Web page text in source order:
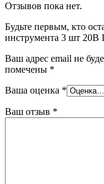
Отзывов пока нет.
Будьте первым, кто
инструмента 3 шт
Ваш адрес email не
помечены *
Ваша оценка *
Ваш отзыв *